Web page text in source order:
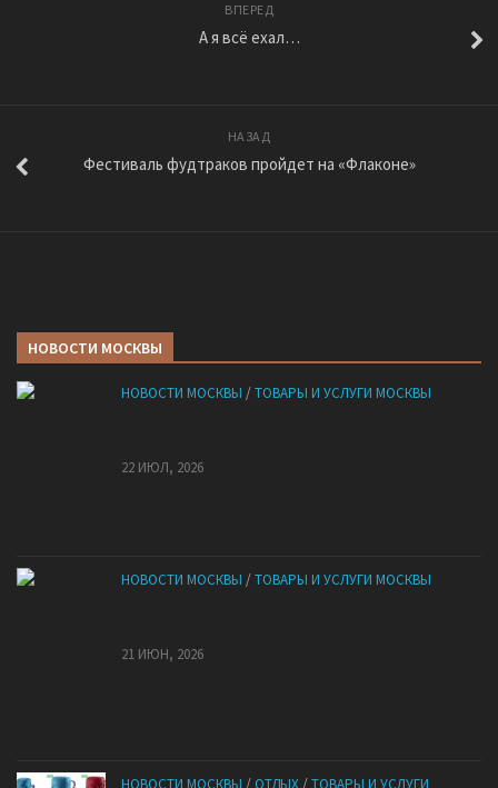
ВПЕРЕД
А я всё ехал…
НАЗАД
Фестиваль фудтраков пройдет на «Флаконе»
НОВОСТИ МОСКВЫ
НОВОСТИ МОСКВЫ /ТОВАРЫ И УСЛУГИ МОСКВЫ
22 ИЮЛ, 2026
НОВОСТИ МОСКВЫ /ТОВАРЫ И УСЛУГИ МОСКВЫ
21 ИЮН, 2026